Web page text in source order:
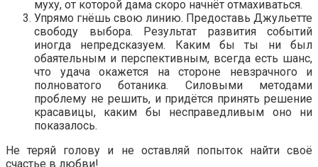
муху, от которой дама скоро начнёт отмахиваться.
Упрямо гнёшь свою линию. Предоставь Джульетте
свободу выбора. Результат развития событий
иногда непредсказуем. Каким бы ты ни был
обаятельным и перспективным, всегда есть шанс,
что удача окажется на стороне невзрачного и
полноватого ботаника. Силовыми методами
проблему не решить, и придётся принять решение
красавицы, каким бы несправедливым оно ни
показалось.
Не теряй голову и не оставляй попыток найти своё
счастье в любви!